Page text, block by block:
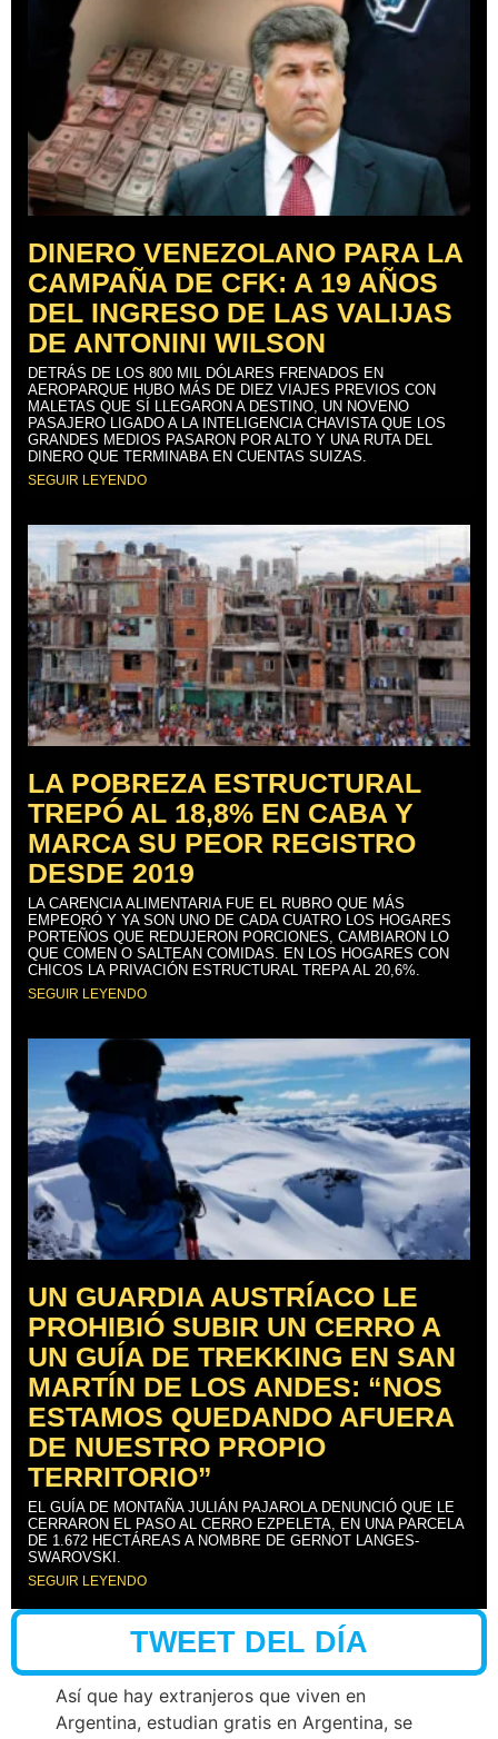
DINERO VENEZOLANO PARA LA
CAMPAÑA DE CFK: A 19 AÑOS
DEL INGRESO DE LAS VALIJAS
DE ANTONINI WILSON
DETRÁS DE LOS 800 MIL DÓLARES FRENADOS EN
AEROPARQUE HUBO MÁS DE DIEZ VIAJES PREVIOS CON
MALETAS QUE SÍ LLEGARON A DESTINO, UN NOVENO
PASAJERO LIGADO A LA INTELIGENCIA CHAVISTA QUE LOS
GRANDES MEDIOS PASARON POR ALTO Y UNA RUTA DEL
DINERO QUE TERMINABA EN CUENTAS SUIZAS.
SEGUIR LEYENDO
LA POBREZA ESTRUCTURAL
TREPÓ AL 18,8% EN CABA Y
MARCA SU PEOR REGISTRO
DESDE 2019
LA CARENCIA ALIMENTARIA FUE EL RUBRO QUE MÁS
EMPEORÓ Y YA SON UNO DE CADA CUATRO LOS HOGARES
PORTEÑOS QUE REDUJERON PORCIONES, CAMBIARON LO
QUE COMEN O SALTEAN COMIDAS. EN LOS HOGARES CON
CHICOS LA PRIVACIÓN ESTRUCTURAL TREPA AL 20,6%.
SEGUIR LEYENDO
UN GUARDIA AUSTRÍACO LE
PROHIBIÓ SUBIR UN CERRO A
UN GUÍA DE TREKKING EN SAN
MARTÍN DE LOS ANDES: “NOS
ESTAMOS QUEDANDO AFUERA
DE NUESTRO PROPIO
TERRITORIO”
EL GUÍA DE MONTAÑA JULIÁN PAJAROLA DENUNCIÓ QUE LE
CERRARON EL PASO AL CERRO EZPELETA, EN UNA PARCELA
DE 1.672 HECTÁREAS A NOMBRE DE GERNOT LANGES-
SWAROVSKI.
SEGUIR LEYENDO
TWEET DEL DÍA
Así que hay extranjeros que viven en
Argentina, estudian gratis en Argentina, se